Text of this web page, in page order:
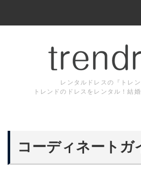
レンタルドレスの『トレン
トレンドのドレスをレンタル！結
コーディネートガ